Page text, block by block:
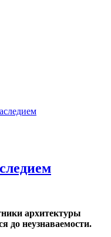
архитектуры
до неузнаваемости.